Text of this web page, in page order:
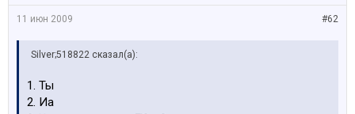
#62
11 июн 2009
Silver;518822 сказал(а):
1. Ты
2. Иа